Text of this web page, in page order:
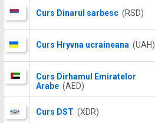
Curs Dinarul sarbesc (RSD)
Curs Hryvna ucraineana (UAH)
Curs Dirhamul Emiratelor
Arabe (AED)
Curs DST (XDR)